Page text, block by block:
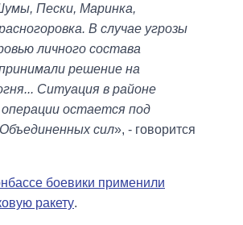
Пески, Маринка,
В случае угрозы
личного состава
решение на
Ситуация в районе
остается под
сил», - говорится
боевики применили
ракету.